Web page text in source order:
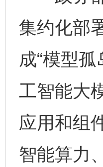
集约化部
成“模型
工智能大
应用和组
智能算力